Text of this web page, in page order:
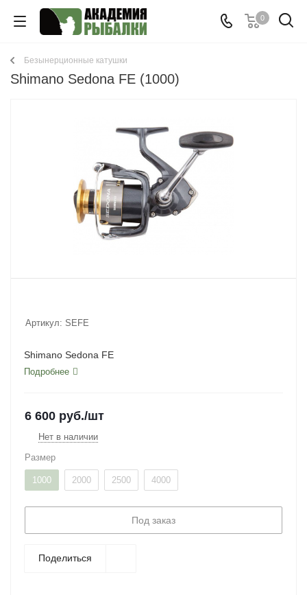
0
Безынерционные катушки
Shimano Sedona FE (1000)
Артикул: SEFE
Shimano Sedona FE
Подробнее
6 600 руб./шт
Нет в наличии
Размер
1000 2000 2500 4000
Под заказ
Поделиться